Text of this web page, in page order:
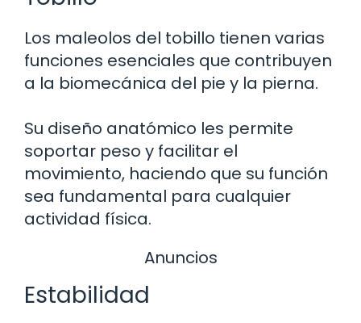
Los maleolos del tobillo tienen varias
funciones esenciales que contribuyen
a la biomecánica del pie y la pierna.
Su diseño anatómico les permite
soportar peso y facilitar el
movimiento, haciendo que su función
sea fundamental para cualquier
actividad física.
Anuncios
Estabilidad